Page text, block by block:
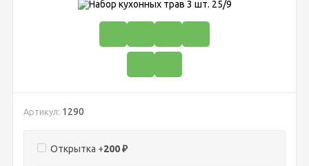
Артикул: 1290
Открытка +200₽